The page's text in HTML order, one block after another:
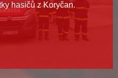
hasičů z Koryčan.